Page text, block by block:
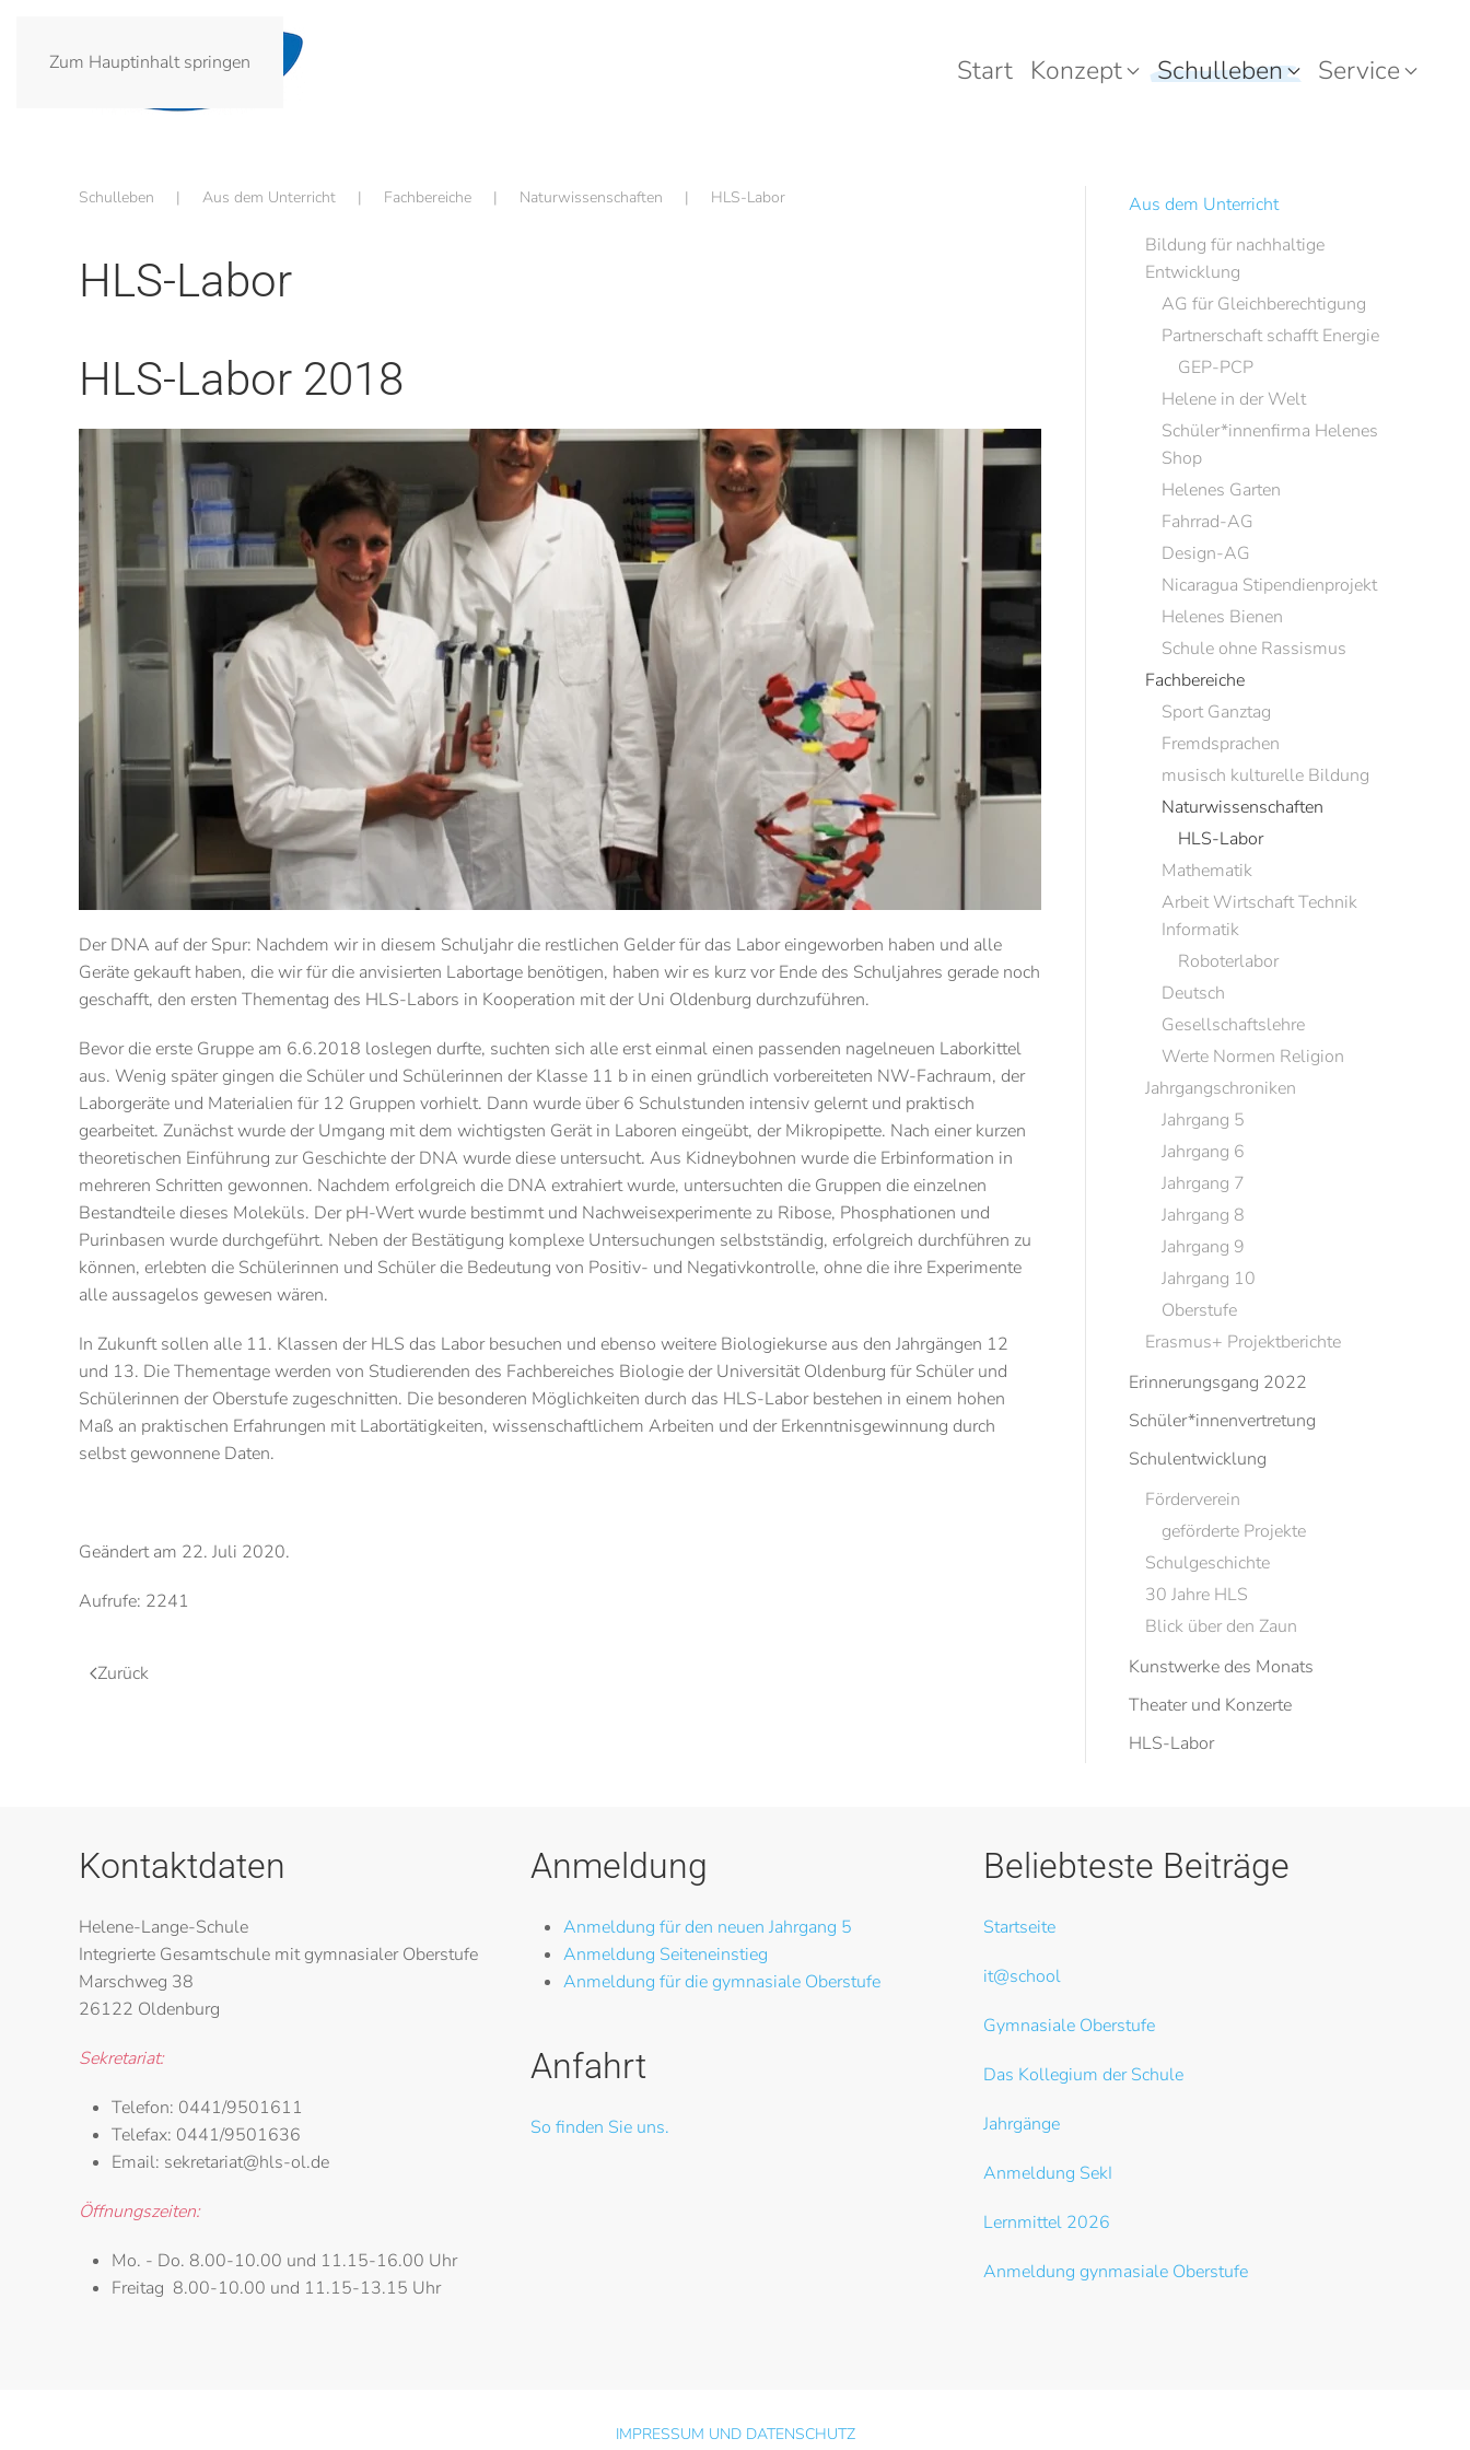
Zum Hauptinhalt springen Start Konzept Schulleben Service
Schulleben Aus dem Unterricht Fachbereiche Naturwissenschaften HLS-Labor
HLS-Labor
HLS-Labor 2018
Der DNA auf der Spur: Nachdem wir in diesem Schuljahr die restlichen Gelder für das Labor eingeworben haben und alle
Geräte gekauft haben, die wir für die anvisierten Labortage benötigen, haben wir es kurz vor Ende des Schuljahres gerade noch
geschafft, den ersten Thementag des HLS-Labors in Kooperation mit der Uni Oldenburg durchzuführen.
Bevor die erste Gruppe am 6.6.2018 loslegen durfte, suchten sich alle erst einmal einen passenden nagelneuen Laborkittel
aus. Wenig später gingen die Schüler und Schülerinnen der Klasse 11 b in einen gründlich vorbereiteten NW-Fachraum, der
Laborgeräte und Materialien für 12 Gruppen vorhielt. Dann wurde über 6 Schulstunden intensiv gelernt und praktisch
gearbeitet. Zunächst wurde der Umgang mit dem wichtigsten Gerät in Laboren eingeübt, der Mikropipette. Nach einer kurzen
theoretischen Einführung zur Geschichte der DNA wurde diese untersucht. Aus Kidneybohnen wurde die Erbinformation in
mehreren Schritten gewonnen. Nachdem erfolgreich die DNA extrahiert wurde, untersuchten die Gruppen die einzelnen
Bestandteile dieses Moleküls. Der pH-Wert wurde bestimmt und Nachweisexperimente zu Ribose, Phosphationen und
Purinbasen wurde durchgeführt. Neben der Bestätigung komplexe Untersuchungen selbstständig, erfolgreich durchführen zu
können, erlebten die Schülerinnen und Schüler die Bedeutung von Positiv- und Negativkontrolle, ohne die ihre Experimente
alle aussagelos gewesen wären.
In Zukunft sollen alle 11. Klassen der HLS das Labor besuchen und ebenso weitere Biologiekurse aus den Jahrgängen 12
und 13. Die Thementage werden von Studierenden des Fachbereiches Biologie der Universität Oldenburg für Schüler und
Schülerinnen der Oberstufe zugeschnitten. Die besonderen Möglichkeiten durch das HLS-Labor bestehen in einem hohen
Maß an praktischen Erfahrungen mit Labortätigkeiten, wissenschaftlichem Arbeiten und der Erkenntnisgewinnung durch
selbst gewonnene Daten.
Geändert am 22. Juli 2020.
Aufrufe: 2241
Zurück
Aus dem Unterricht
Bildung für nachhaltige
Entwicklung
AG für Gleichberechtigung
Partnerschaft schafft Energie
GEP-PCP
Helene in der Welt
Schüler*innenfirma Helenes
Shop
Helenes Garten
Fahrrad-AG
Design-AG
Nicaragua Stipendienprojekt
Helenes Bienen
Schule ohne Rassismus
Fachbereiche
Sport Ganztag
Fremdsprachen
musisch kulturelle Bildung
Naturwissenschaften
HLS-Labor
Mathematik
Arbeit Wirtschaft Technik
Informatik
Roboterlabor
Deutsch
Gesellschaftslehre
Werte Normen Religion
Jahrgangschroniken
Jahrgang 5
Jahrgang 6
Jahrgang 7
Jahrgang 8
Jahrgang 9
Jahrgang 10
Oberstufe
Erasmus+ Projektberichte
Erinnerungsgang 2022
Schüler*innenvertretung
Schulentwicklung
Förderverein
geförderte Projekte
Schulgeschichte
30 Jahre HLS
Blick über den Zaun
Kunstwerke des Monats
Theater und Konzerte
HLS-Labor
Kontaktdaten
Helene-Lange-Schule
Integrierte Gesamtschule mit gymnasialer Oberstufe
Marschweg 38
26122 Oldenburg
Sekretariat:
Telefon: 0441/9501611
Telefax: 0441/9501636
Email: sekretariat@hls-ol.de
Öffnungszeiten:
Mo. - Do. 8.00-10.00 und 11.15-16.00 Uhr
Freitag 8.00-10.00 und 11.15-13.15 Uhr
Anmeldung
Anmeldung für den neuen Jahrgang 5
Anmeldung Seiteneinstieg
Anmeldung für die gymnasiale Oberstufe
Anfahrt
So finden Sie uns.
Beliebteste Beiträge
Startseite
it@school
Gymnasiale Oberstufe
Das Kollegium der Schule
Jahrgänge
Anmeldung SekI
Lernmittel 2026
Anmeldung gynmasiale Oberstufe
IMPRESSUM UND DATENSCHUTZ